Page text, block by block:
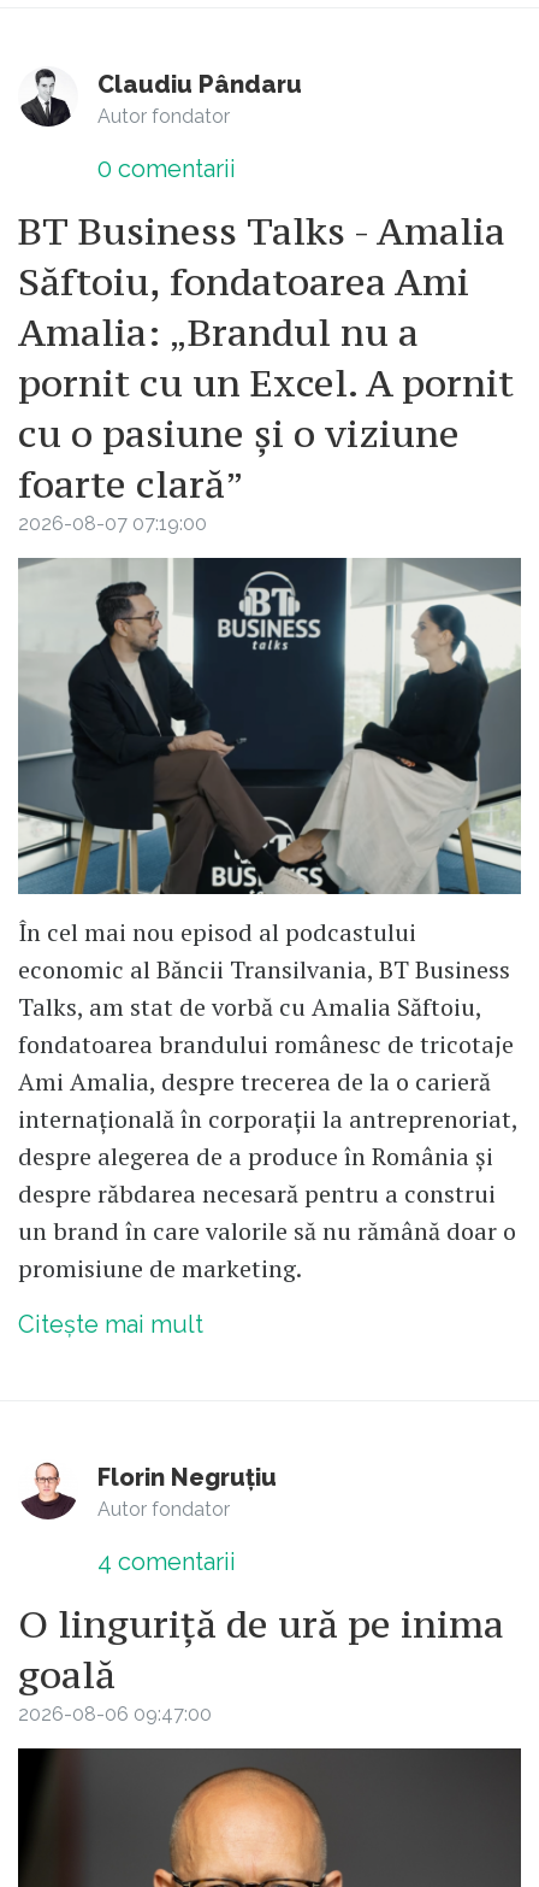
Claudiu Pândaru
Autor fondator
0 comentarii
BT Business Talks - Amalia
Săftoiu, fondatoarea Ami
Amalia: „Brandul nu a
pornit cu un Excel. A pornit
cu o pasiune și o viziune
foarte clară”
2026-08-07 07:19:00
În cel mai nou episod al podcastului
economic al Băncii Transilvania, BT Business
Talks, am stat de vorbă cu Amalia Săftoiu,
fondatoarea brandului românesc de tricotaje
Ami Amalia, despre trecerea de la o carieră
internațională în corporații la antreprenoriat,
despre alegerea de a produce în România și
despre răbdarea necesară pentru a construi
un brand în care valorile să nu rămână doar o
promisiune de marketing.
Citește mai mult
Florin Negruțiu
Autor fondator
4 comentarii
O linguriță de ură pe inima
goală
2026-08-06 09:47:00